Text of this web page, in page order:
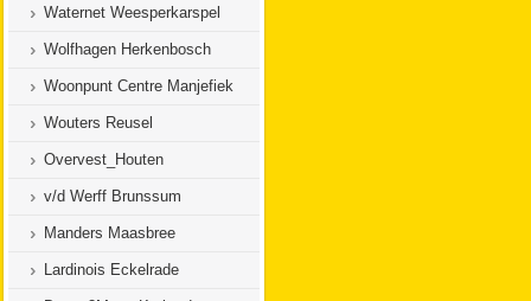
Waternet Weesperkarspel
Wolfhagen Herkenbosch
Woonpunt Centre Manjefiek
Wouters Reusel
Overvest_Houten
v/d Werff Brunssum
Manders Maasbree
Lardinois Eckelrade